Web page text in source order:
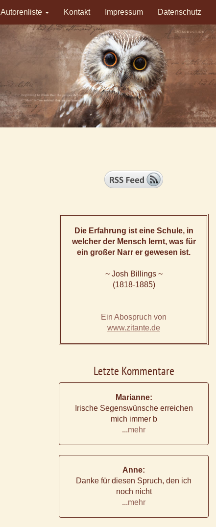
Autorenliste Kontakt Impressum Datenschutz
Die Erfahrung ist eine Schule, in
welcher der Mensch lernt, was für
ein großer Narr er gewesen ist.
~ Josh Billings ~
(1818-1885)
Ein Abospruch von
www.zitante.de
Letzte Kommentare
Marianne:
Irische Segenswünsche erreichen
mich immer b
...mehr
Anne:
Danke für diesen Spruch, den ich
noch nicht
...mehr